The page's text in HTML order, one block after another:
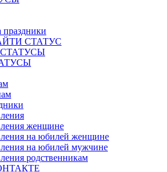
праздники
СТАТУС
женщине
на юбилей женщине
на юбилей мужчине
родственникам